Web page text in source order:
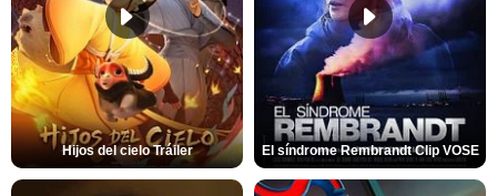
Hijos del cielo Tráiler El síndrome Rembrandt Clip VOSE